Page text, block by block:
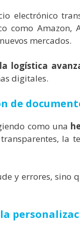
electrónico
como
mercados.
logística
digitales.
de
como una
la
y errores, sino